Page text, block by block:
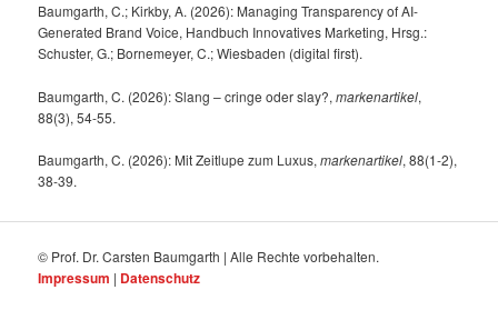
Baumgarth, C.; Kirkby, A. (2026): Managing Transparency of AI-
Generated Brand Voice, Handbuch Innovatives Marketing, Hrsg.:
Schuster, G.; Bornemeyer, C.; Wiesbaden (digital first).
Baumgarth, C. (2026): Slang – cringe oder slay?,markenartikel,
88(3), 54-55.
Baumgarth, C. (2026): Mit Zeitlupe zum Luxus,markenartikel, 88(1-2),
38-39.
© Prof. Dr. Carsten Baumgarth | Alle Rechte vorbehalten.
Impressum | Datenschutz